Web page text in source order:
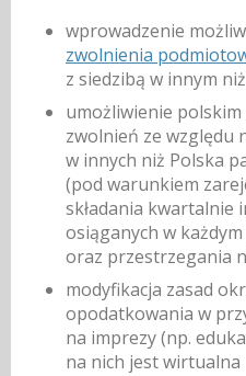
wprowadzenie
zwolnienia
z siedzibą w innym
umożliwienie
zwolnień ze względu
w innych niż Polska
(pod warunkiem
składania kwartalnie
osiąganych w
oraz przestrzegania
modyfikacja zasad
opodatkowania w
na imprezy (np.
na nich jest wirtualna